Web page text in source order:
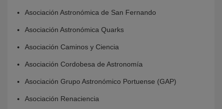
Asociación Astronómica de San Fernando
Asociación Astronómica Quarks
Asociación Caminos y Ciencia
Asociación Cordobesa de Astronomía
Asociación Grupo Astronómico Portuense (GAP)
Asociación Renaciencia